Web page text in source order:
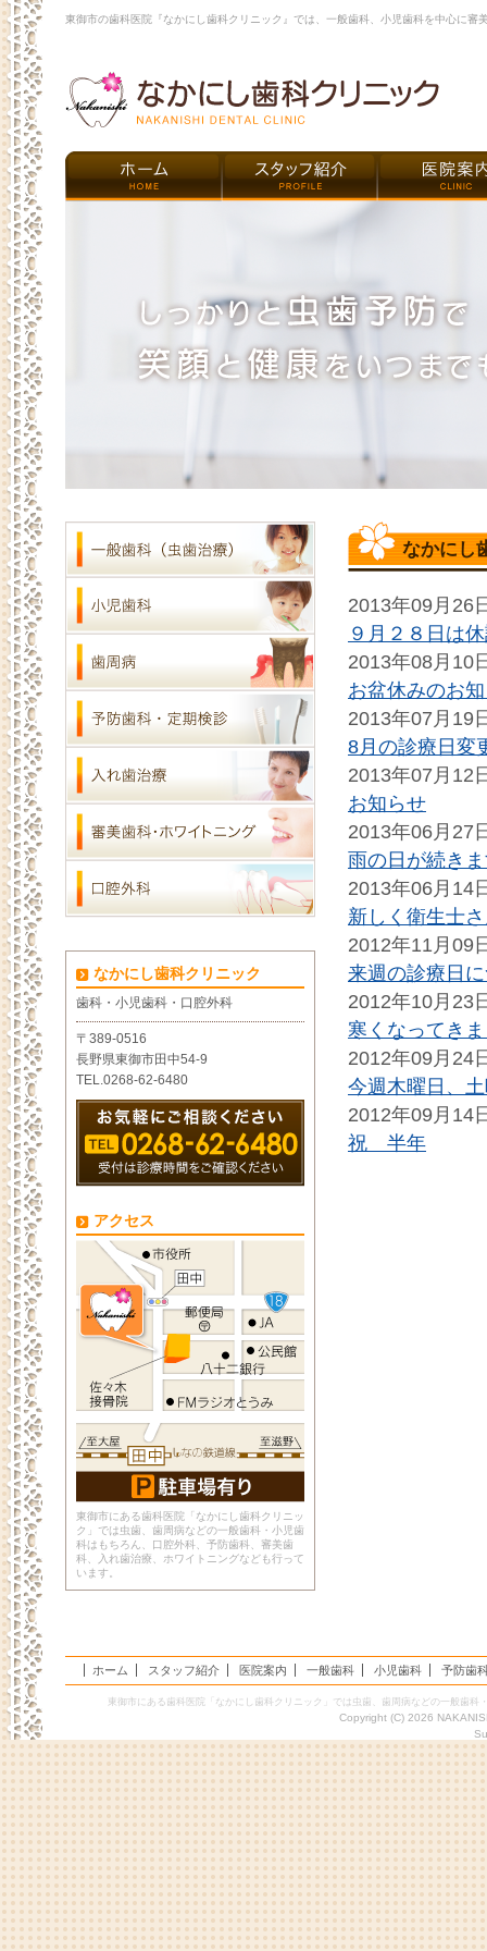
東御市の歯科医院『なかにし歯科クリニック』では、一般歯科、小児歯科を中心に
なかにし
2013年09月26
９月２８日は
2013年08月10
お盆休みのお
2013年07月19
8月の診療日変
2013年07月12
お知らせ
2013年06月27
雨の日が続き
2013年06月14
新しく衛生士
2012年11月09
来週の診療日
2012年10月23
寒くなってき
2012年09月24
今週木曜日、
2012年09月14
祝 半年
なかにし歯科クリニック
歯科・小児歯科・口腔外科
〒389-0516
長野県東御市田中54-9
TEL.0268-62-6480
アクセス
東御市にある歯科医院「なかにし歯科クリニッ
ク」では虫歯、歯周病などの一般歯科・小児歯
科はもちろん、口腔外科、予防歯科、審美歯
科、入れ歯治療、ホワイトニングなども行って
います。
ホーム スタッフ紹介 医院案内 一般歯科 小児歯科 予防歯
東御市にある歯科医院「なかにし歯科クリニック」では虫歯、歯周病などの一般歯
Copyright (C) 2026